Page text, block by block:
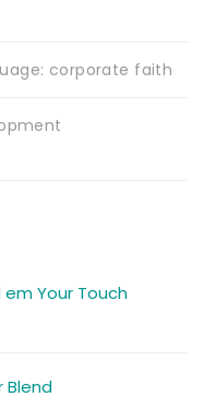
corporate faith
Your Touch
Blend